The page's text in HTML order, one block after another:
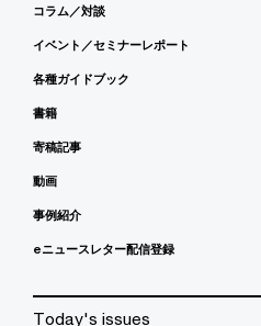
コラム／対談
イベント／セミナーレポート
各種ガイドブック
書籍
寄稿記事
動画
事例紹介
eニュースレター配信登録
Today's issues